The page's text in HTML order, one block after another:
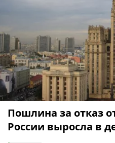
Пошлина за отказ
России выросла в